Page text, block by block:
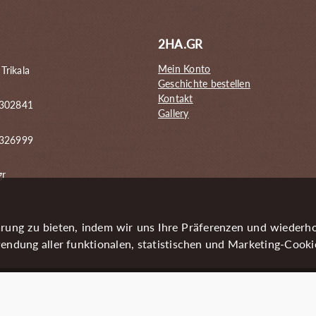
2HA.GR
Mein Konto
Geschichte bestellen
Kontakt
Gallery
zu bieten, indem wir uns Ihre Präferenzen und
aller funktionalen, statistischen und Marketing-